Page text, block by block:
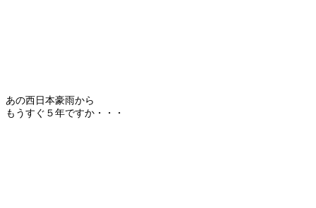
あの西日本豪雨から
もうすぐ５年ですか・・・